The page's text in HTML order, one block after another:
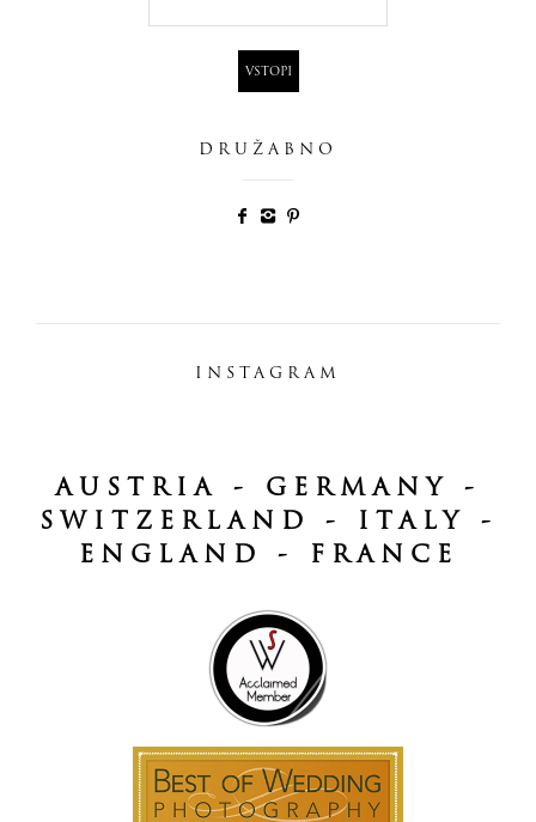
DRUŽABNO
INSTAGRAM
AUSTRIA - GERMANY -
SWITZERLAND - ITALY -
ENGLAND - FRANCE